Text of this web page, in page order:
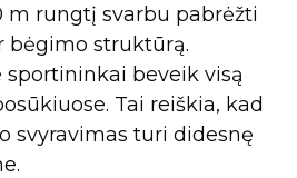
m rungtį svarbu pabrėžti
bėgimo struktūrą.
sportininkai beveik visą
Tai reiškia, kad
svyravimas turi didesnę